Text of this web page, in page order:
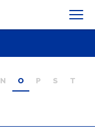
N O P S T